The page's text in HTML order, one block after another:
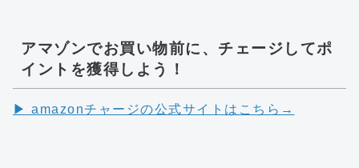
アマゾンでお買い物前に、チェージしてポ
イントを獲得しよう！
▶︎ amazonチャージの公式サイトはこちら→